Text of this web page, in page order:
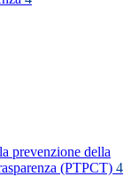
prevenzione della
(PTPCT) 4